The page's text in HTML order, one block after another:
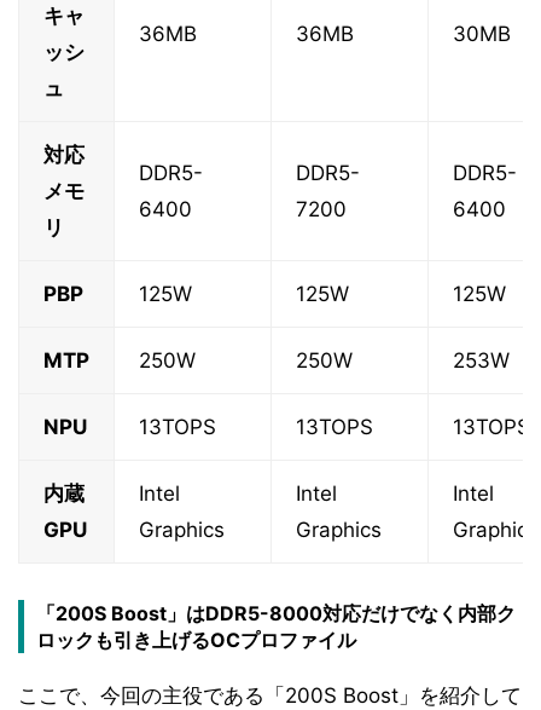
キャ
ッシ
ュ
36MB 36MB 30MB
対応
メモ
リ
DDR5-
6400
DDR5-
7200
DDR5-
6400
PBP 125W 125W 125W
MTP 250W 250W 253W
NPU 13TOPS 13TOPS 13TOPS
内蔵
GPU
Intel
Graphics
Intel
Graphics
Intel
Graphics
「200S Boost」はDDR5-8000対応だけでなく内部ク
ロックも引き上げるOCプロファイル
ここで、今回の主役である「200S Boost」を紹介して